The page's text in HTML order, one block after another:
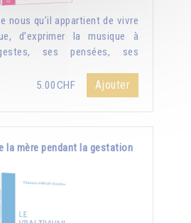
nous qu’il appartient de vivre
d’exprimer la musique à
ses pensées, ses
5.00CHF
Ajouter
la mère pendant la gestation